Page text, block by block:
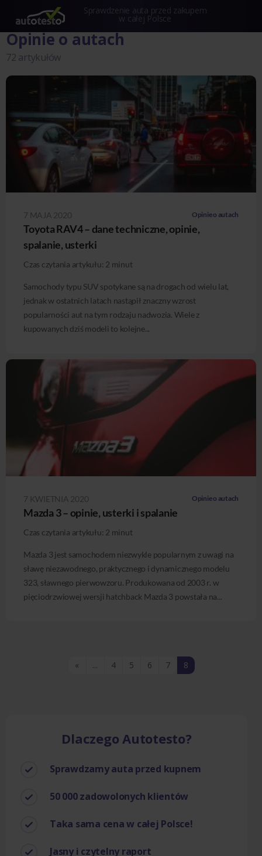
Sprawdzenie auta przed zakupem
w całej Polsce
Opinie o autach
72 artykułów
7 MAJA 2020 Opinie o autach
Toyota RAV4 – dane techniczne, opinie,
spalanie, usterki
Czas czytania artykułu: 2 minut
Samochody typu SUV spotykane są na drogach od wielu lat,
jednak w ostatnich latach nastąpił znaczny wzrost
popularności aut na tym rodzaju nadwozia. Wiele z
kupowanych dziś modeli to kolejne...
7 KWIETNIA 2020 Opinie o autach
Mazda 3 – opinie, usterki i spalanie
Czas czytania artykułu: 2 minut
Mazda 3 jest samochodem niezwykle popularnym z uwagi na
sławę niezawodnego, praktycznego i dynamicznego modelu
323, sławnego pierwowzoru. Produkowana od 2003 r. w
pięciodrzwiowej wersji hatchback Mazda 3 powstała na...
« ... 4 5 6 7 8
Dlaczego Autotesto?
Sprawdzamy auta przed kupnem
50 000 zadowolonych klientów
Taka sama cena w całej Polsce!
Jasny i czytelny raport